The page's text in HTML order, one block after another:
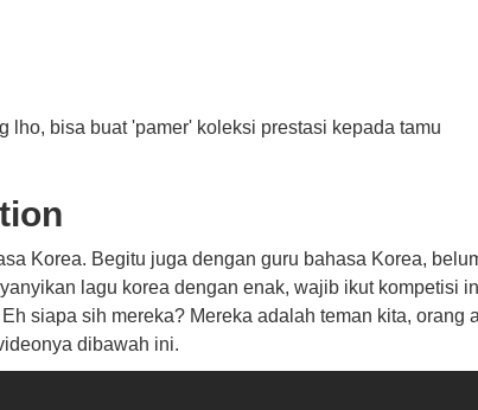
lho, bisa buat 'pamer' koleksi prestasi kepada tamu
Korea. Begitu juga dengan guru bahasa Korea,
lagu korea dengan enak, wajib ikut kompetisi
siapa sih mereka? Mereka adalah teman kita, orang
dibawah ini.